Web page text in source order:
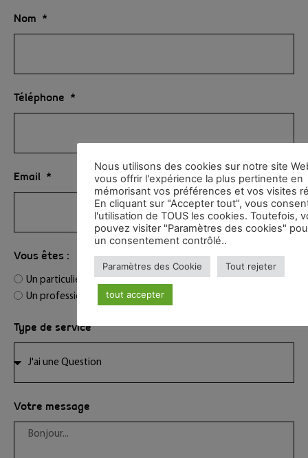
Nom
Téléphone
Email
Vous êtes :
Un particulier
Un professionnel
Type de service
Votre message
Nous utilisons des cookies sur notre site
vous offrir l'expérience la plus pertinente en
mémorisant vos préférences et vos visites
En cliquant sur "Accepter tout", vous
l'utilisation de TOUS les cookies. Toutefois,
pouvez visiter "Paramètres des cookies"
un consentement contrôlé..
Paramètres des Cookie Tout rejeter
tout accepter